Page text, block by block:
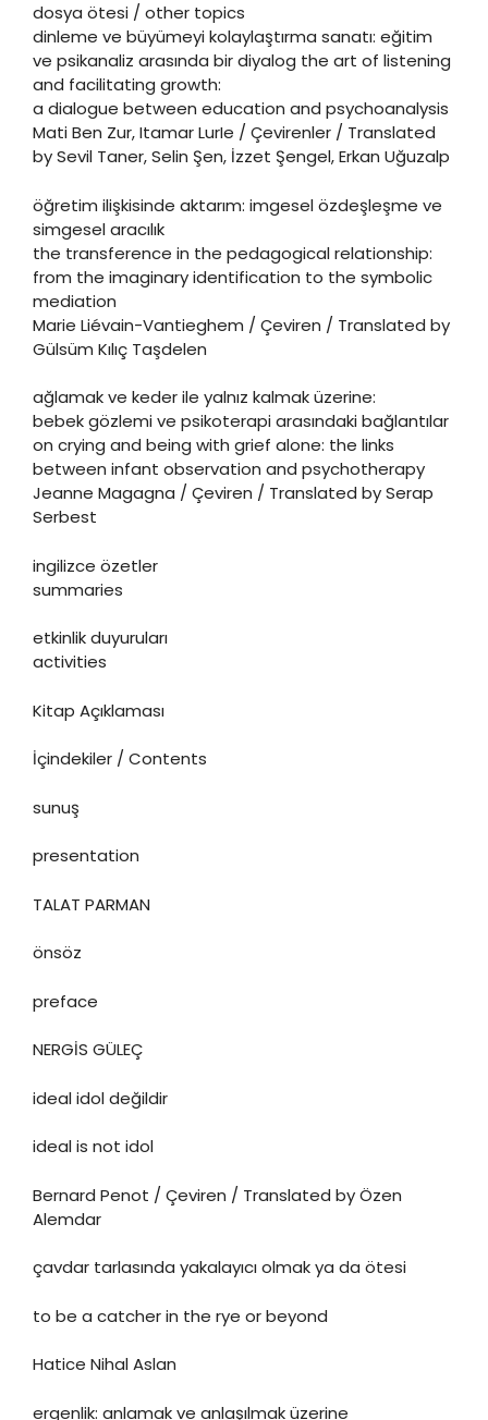
dosya ötesi / other topics
dinleme ve büyümeyi kolaylaştırma sanatı: eğitim
ve psikanaliz arasında bir diyalog the art of listening
and facilitating growth:
a dialogue between education and psychoanalysis
Mati Ben Zur, Itamar LurIe / Çevirenler / Translated
by Sevil Taner, Selin Şen, İzzet Şengel, Erkan Uğuzalp
öğretim ilişkisinde aktarım: imgesel özdeşleşme ve
simgesel aracılık
the transference in the pedagogical relationship:
from the imaginary identification to the symbolic
mediation
Marie Liévain-Vantieghem / Çeviren / Translated by
Gülsüm Kılıç Taşdelen
ağlamak ve keder ile yalnız kalmak üzerine:
bebek gözlemi ve psikoterapi arasındaki bağlantılar
on crying and being with grief alone: the links
between infant observation and psychotherapy
Jeanne Magagna / Çeviren / Translated by Serap
Serbest
ingilizce özetler
summaries
etkinlik duyuruları
activities
Kitap Açıklaması
İçindekiler / Contents
sunuş
presentation
TALAT PARMAN
önsöz
preface
NERGİS GÜLEÇ
ideal idol değildir
ideal is not idol
Bernard Penot / Çeviren / Translated by Özen
Alemdar
çavdar tarlasında yakalayıcı olmak ya da ötesi
to be a catcher in the rye or beyond
Hatice Nihal Aslan
ergenlik: anlamak ve anlaşılmak üzerine